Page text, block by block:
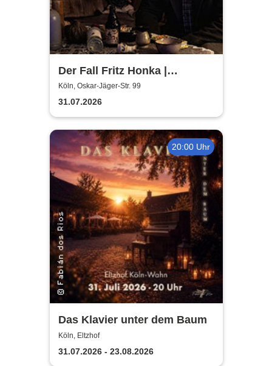
Der Fall Fritz Honka |
SERIENKILLER | True Crime
Live Sessions
Köln, Oskar-Jäger-Str. 99
31.07.2026
20:00 Uhr
Das Klavier unter dem Baum
Köln, Eltzhof
31.07.2026 - 23.08.2026